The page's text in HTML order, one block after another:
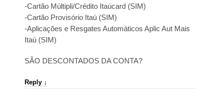
-Cartão Múltipli/Crédito Itaúcard (SIM)
-Cartão Provisório Itaú (SIM)
-Aplicações e Resgates Automáticos Aplic Aut Mais
Itaú (SIM)
SÃO DESCONTADOS DA CONTA?
Reply ↓